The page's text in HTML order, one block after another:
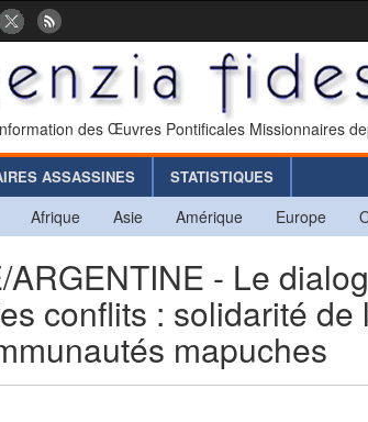
des Œuvres Pontificales Missionnaires
ASSASSINES STATISTIQUES
Afrique Asie Amérique Europe
- Le
conflits : solidarité
mapuches